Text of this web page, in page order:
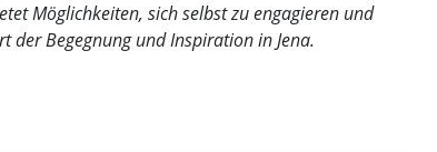
Möglichkeiten, sich selbst zu engagieren und
der Begegnung und Inspiration in Jena.